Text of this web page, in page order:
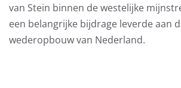
van Stein binnen de westelijke
een belangrijke bijdrage leverde aan
wederopbouw van Nederland.